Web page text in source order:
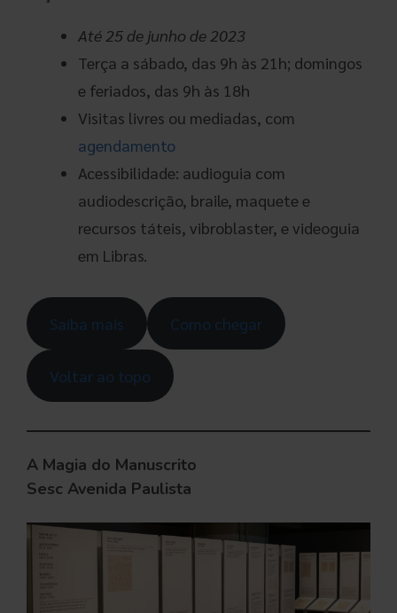
Até 25 de junho de 2023
Terça a sábado, das 9h às 21h; domingos
e feriados, das 9h às 18h
Visitas livres ou mediadas, com
agendamento
Acessibilidade: audioguia com
audiodescrição, braile, maquete e
recursos táteis, vibroblaster, e videoguia
em Libras.
Saiba mais Como chegar
Voltar ao topo
A Magia do Manuscrito
Sesc Avenida Paulista